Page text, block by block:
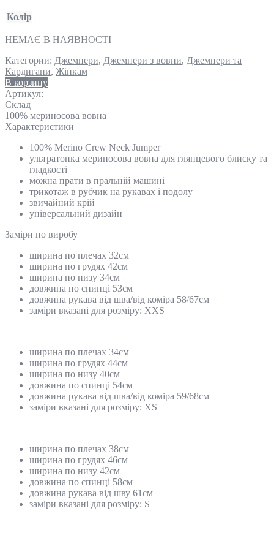
Колір
НЕМАЄ В НАЯВНОСТІ
Категории: Джемпери, Джемпери з вовни, Джемпери та
Кардигани, Жінкам
В корзину
Артикул:
Склад
100% мериносова вовна
Характеристики
100% Merino Crew Neck Jumper
ультратонка мериносова вовна для глянцевого блиску та
гладкості
можна прати в пральній машині
трикотаж в рубчик на рукавах і подолу
звичайний крій
універсальний дизайн
Замiри по виробу
ширина по плечах 32см
ширина по грудях 42см
ширина по низу 34см
довжина по спинці 53см
довжина рукава від шва/від коміра 58/67см
заміри вказані для розміру: XXS
ширина по плечах 34см
ширина по грудях 44см
ширина по низу 40см
довжина по спинці 54см
довжина рукава від шва/від коміра 59/68см
заміри вказані для розміру: XS
ширина по плечах 38см
ширина по грудях 46см
ширина по низу 42см
довжина по спинці 58см
довжина рукава від шву 61см
заміри вказані для розміру: S